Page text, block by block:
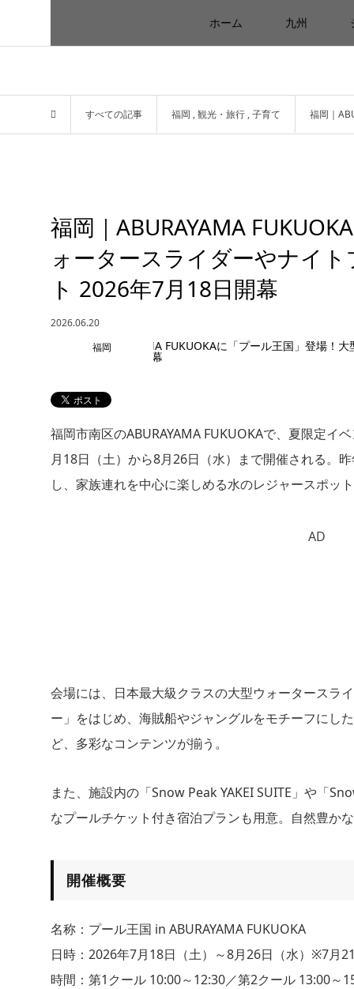
ホーム 九州
すべての記事 福岡 ,観光・旅行 ,子育て 福岡｜
福岡｜ABURAYAMA
ォータースライダーやナイ
ト 2026年7月18日開幕
2026.06.20
福岡
福岡市南区のABURAYAMA FUKUOKAで、夏限定イ
月18日（土）から8月26日（水）まで開催される。
し、家族連れを中心に楽しめる水のレジャースポッ
AD
会場には、日本最大級クラスの大型ウォータースラ
ー」をはじめ、海賊船やジャングルをモチーフにし
ど、多彩なコンテンツが揃う。
また、施設内の「Snow Peak YAKEI SUITE」や「
なプールチケット付き宿泊プランも用意。自然豊か
開催概要
名称：プール王国 in ABURAYAMA FUKUOKA
日時：2026年7月18日（土）～8月26日（水）※7月
時間：第1クール 10:00～12:30／第2クール 13:00～